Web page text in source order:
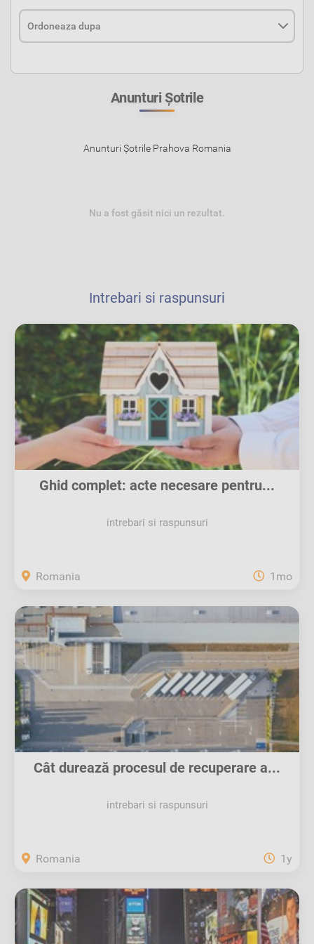
Anunturi Şotrile
Anunturi Şotrile Prahova Romania
Nu a fost găsit nici un rezultat.
Intrebari si raspunsuri
Ghid complet: acte necesare pentru...
intrebari si raspunsuri
Romania 1mo
Cât durează procesul de recuperare a...
intrebari si raspunsuri
Romania 1y